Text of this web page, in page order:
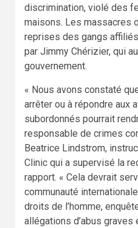
discrimination, violé des
maisons. Les massacres
reprises des gangs
par Jimmy Chérizier, qui
gouvernement.
« Nous avons constaté
arrêter ou à répondre aux
subordonnés pourrait
responsable de crimes
Beatrice Lindstrom,
Clinic qui a supervisé la
rapport. « Cela devrait
communauté
droits de l’homme,
allégations d’abus